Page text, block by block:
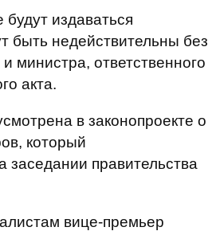
будут издаваться
быть недействительны без
министра, ответственного
акта.
в законопроекте о
который
заседании правительства
вице-премьер